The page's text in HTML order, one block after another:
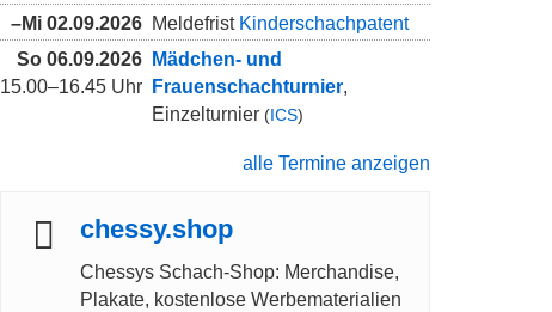
–Mi 02.09.2026 Meldefrist Kinderschachpatent
So 06.09.2026
15.00–16.45 Uhr
Mädchen- und
Frauenschachturnier,
Einzelturnier (ICS)
alle Termine anzeigen
chessy.shop
Chessys Schach-Shop: Merchandise,
Plakate, kostenlose Werbematerialien